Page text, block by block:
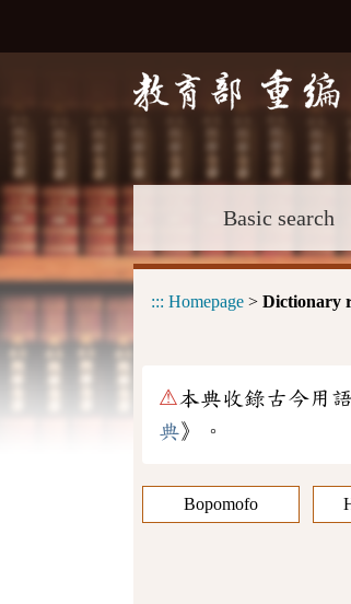
Basic search
::: Homepage > Dictionary
⚠本典收錄古今用語
典》。
Bopomofo